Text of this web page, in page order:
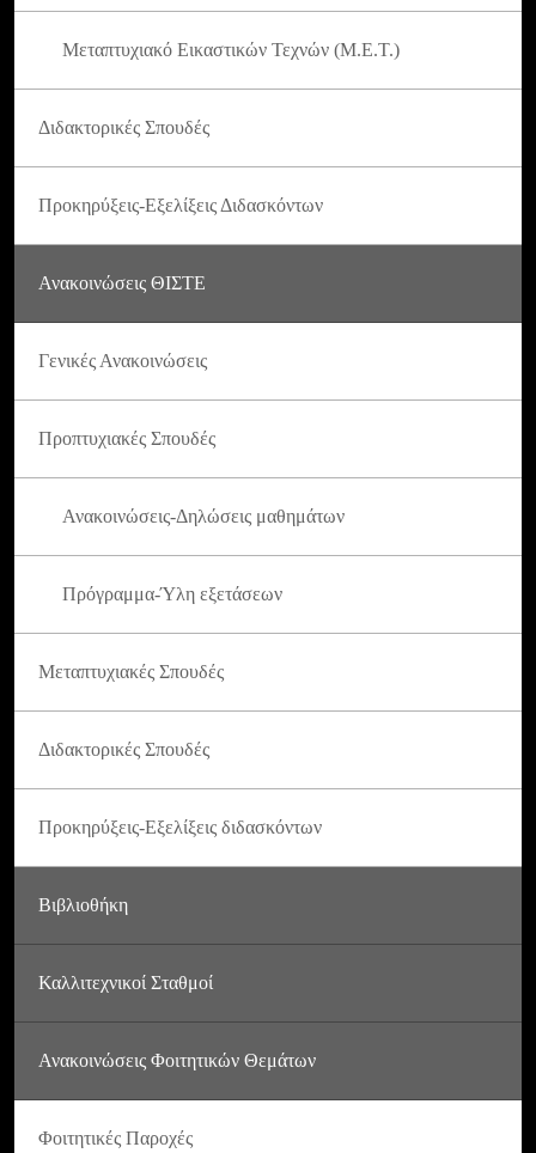
Μεταπτυχιακό Εικαστικών Τεχνών (Μ.Ε.Τ.)
Διδακτορικές Σπουδές
Προκηρύξεις-Εξελίξεις Διδασκόντων
Ανακοινώσεις ΘΙΣΤΕ
Γενικές Ανακοινώσεις
Προπτυχιακές Σπουδές
Ανακοινώσεις-Δηλώσεις μαθημάτων
Πρόγραμμα-Ύλη εξετάσεων
Μεταπτυχιακές Σπουδές
Διδακτορικές Σπουδές
Προκηρύξεις-Εξελίξεις διδασκόντων
Βιβλιοθήκη
Καλλιτεχνικοί Σταθμοί
Ανακοινώσεις Φοιτητικών Θεμάτων
Φοιτητικές Παροχές